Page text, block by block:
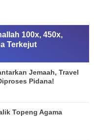
100x, 450x,
Terkejut
Jemaah, Travel
Pidana!
Topeng Agama